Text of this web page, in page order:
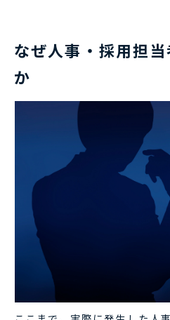
なぜ人事・採用担
か